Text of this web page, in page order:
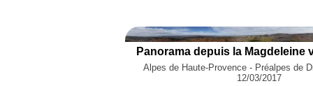
Panorama depuis la Magdeleine
Alpes de Haute-Provence - Préalpes de
12/03/2017